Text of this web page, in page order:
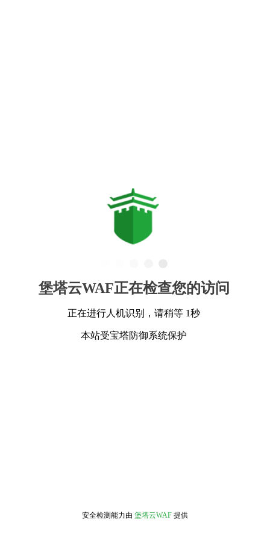
堡塔云WAF正在检查您的访问
正在进行人机识别，请稍等 1秒
本站受宝塔防御系统保护
安全检测能力由 堡塔云WAF 提供